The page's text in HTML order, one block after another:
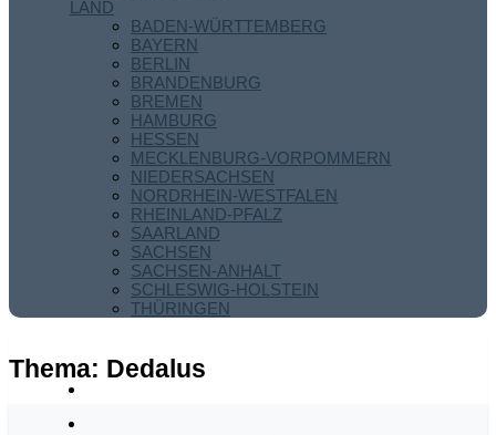
LAND
BADEN-WÜRTTEMBERG
BAYERN
BERLIN
BRANDENBURG
BREMEN
HAMBURG
HESSEN
MECKLENBURG-VORPOMMERN
NIEDERSACHSEN
NORDRHEIN-WESTFALEN
RHEINLAND-PFALZ
SAARLAND
SACHSEN
SACHSEN-ANHALT
SCHLESWIG-HOLSTEIN
THÜRINGEN
Thema: Dedalus